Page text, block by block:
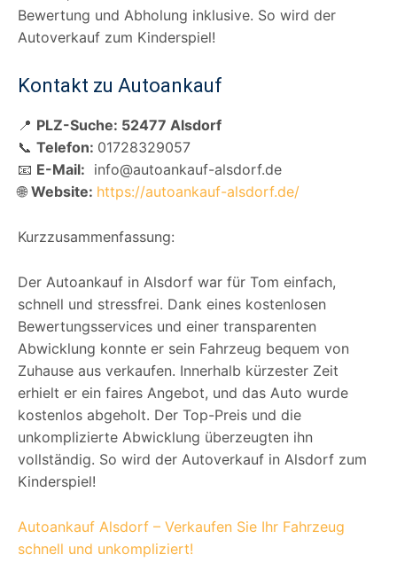
Bewertung und Abholung inklusive. So wird der
Autoverkauf zum Kinderspiel!
Kontakt zu Autoankauf
📍 PLZ-Suche: 52477 Alsdorf
📞 Telefon: 01728329057
📧 E-Mail: info@autoankauf-alsdorf.de
🌐 Website: https://autoankauf-alsdorf.de/
Kurzzusammenfassung:
Der Autoankauf in Alsdorf war für Tom einfach,
schnell und stressfrei. Dank eines kostenlosen
Bewertungsservices und einer transparenten
Abwicklung konnte er sein Fahrzeug bequem von
Zuhause aus verkaufen. Innerhalb kürzester Zeit
erhielt er ein faires Angebot, und das Auto wurde
kostenlos abgeholt. Der Top-Preis und die
unkomplizierte Abwicklung überzeugten ihn
vollständig. So wird der Autoverkauf in Alsdorf zum
Kinderspiel!
Autoankauf Alsdorf – Verkaufen Sie Ihr Fahrzeug
schnell und unkompliziert!